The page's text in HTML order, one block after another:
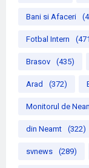
Bani si Afaceri
Fotbal Intern
Brasov (435)
Arad (372)
Monitorul de
din Neamt (322)
svnews (289)